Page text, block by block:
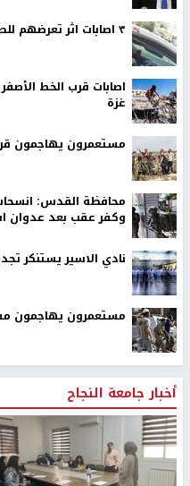
٣ اصابات اثر تعرضهم للطعن في مدينة الطيبة
اصابات قرب الخط
غزة
مستعمرون يهاجمون
محافظة القدس:
وكفر عقب بعد عدوان
نادي الاسير يستنكر
مستعمرون يهاجمون
أخبار جامعة النجاح